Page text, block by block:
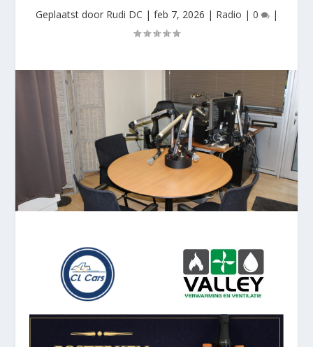
Geplaatst door Rudi DC | feb 7, 2026 | Radio | 0 |